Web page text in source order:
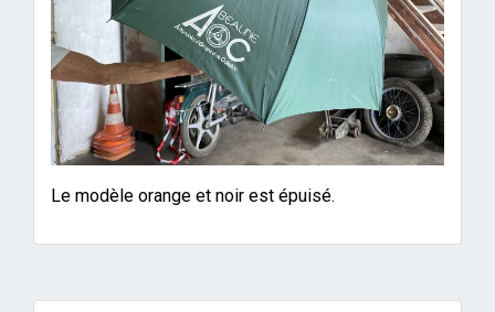
Le modèle orange et noir est épuisé.